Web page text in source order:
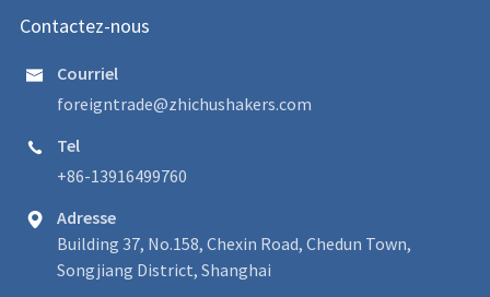
Contactez-nous

Courriel
foreigntrade@zhichushakers.com

Tel
+86-13916499760

Adresse
Building 37, No.158, Chexin Road, Chedun Town,
Songjiang District, Shanghai